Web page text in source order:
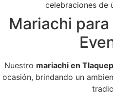
celebraciones de
Mariachi
Nuestro mariachi en
ocasión, brindando un